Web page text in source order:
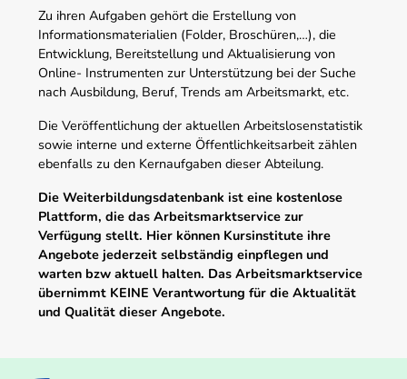
Zu ihren Aufgaben gehört die Erstellung von
Informationsmaterialien (Folder, Broschüren,…), die
Entwicklung, Bereitstellung und Aktualisierung von
Online- Instrumenten zur Unterstützung bei der Suche
nach Ausbildung, Beruf, Trends am Arbeitsmarkt, etc.
Die Veröffentlichung der aktuellen Arbeitslosenstatistik
sowie interne und externe Öffentlichkeitsarbeit zählen
ebenfalls zu den Kernaufgaben dieser Abteilung.
Die Weiterbildungsdatenbank ist eine kostenlose
Plattform, die das Arbeitsmarktservice zur
Verfügung stellt. Hier können Kursinstitute ihre
Angebote jederzeit selbständig einpflegen und
warten bzw aktuell halten. Das Arbeitsmarktservice
übernimmt KEINE Verantwortung für die Aktualität
und Qualität dieser Angebote.